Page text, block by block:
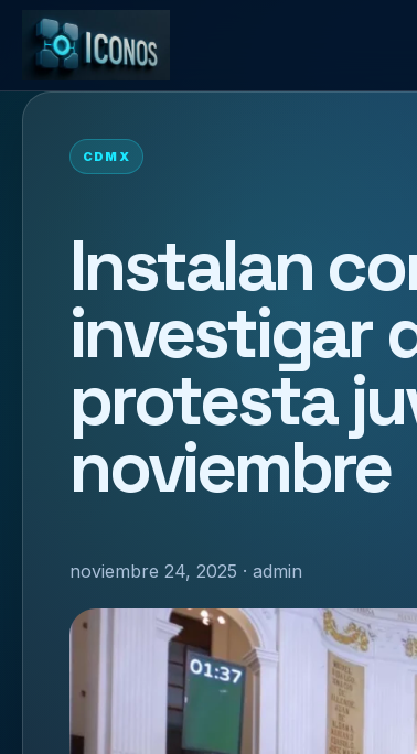
CDMX
Instalan
investigar
protesta
noviembre
noviembre 24, 2025 · admin